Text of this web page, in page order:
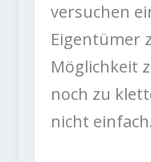
versuchen
Eigentümer
Möglichkeit
noch zu
nicht einfach.